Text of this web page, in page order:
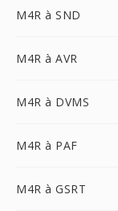
M4R à SND
M4R à AVR
M4R à DVMS
M4R à PAF
M4R à GSRT